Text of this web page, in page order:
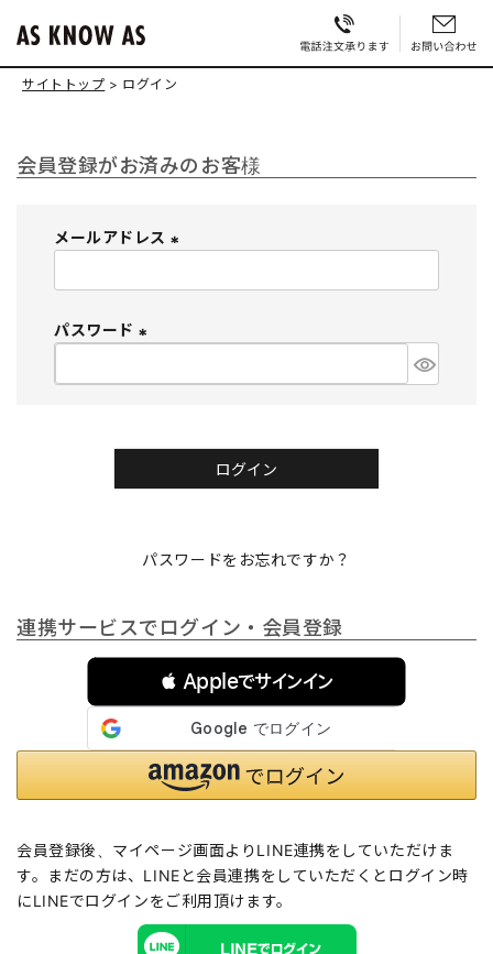
サイトトップ ログイン
会員登録がお済みのお客様
メールアドレス
必
)
パスワード
必
ログイン
パスワードをお忘れですか？
連携サービスでログイン・会員登録
 Appleでサインイン
会員登録後、マイページ画面よりLINE連携をしていただけま
す。まだの方は、 LINEと会員連携をしていただくとログイン時
にLINEでログインをご利用頂けます。